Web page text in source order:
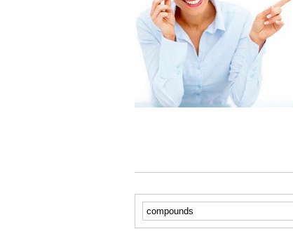
Введите
текст